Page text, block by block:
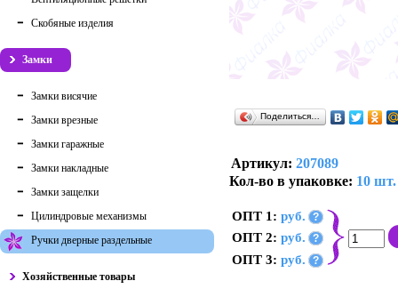
Скобяные изделия
Замки
Замки висячие
Замки врезные
Замки гаражные
Замки накладные
Замки защелки
Цилиндровые механизмы
Ручки дверные раздельные
Хозяйственные товары
Поделиться…
Артикул: 207089
Кол-во в упаковке: 10 шт.
ОПТ 1: руб. ?
ОПТ 2: руб. ?
ОПТ 3: руб. ?